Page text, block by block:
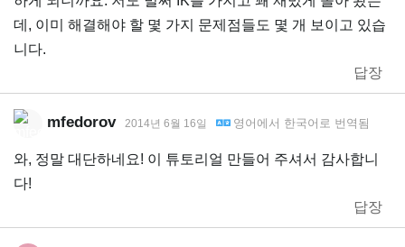
데, 이미 해결해야 할 몇 가지 문제점들도 몇 개 보이고 있습
니다.
답장
mfedorov 2014년 6월 16일 영어 에서 한국어 로 번역됨
와, 정말 대단하네요! 이 튜토리얼 만들어 주셔서 감사합니
다!
답장